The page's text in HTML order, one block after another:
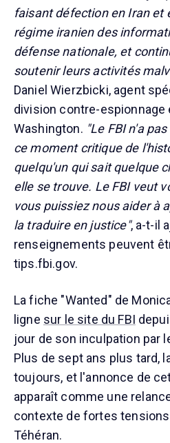
faisant défection en Iran et
régime iranien des
défense nationale, et
soutenir leurs activités
Daniel Wierzbicki, agent
division contre-espionnage
Washington. "Le FBI n'a
ce moment critique de
quelqu'un qui sait quelque
elle se trouve. Le FBI veut
vous puissiez nous aider à
la traduire en justice", a-t-il
renseignements peuvent
tips.fbi.gov.
La fiche "Wanted" de
ligne sur le site du FBI
jour de son inculpation par
Plus de sept ans plus tard,
toujours, et l'annonce de
apparaît comme une
contexte de fortes
Téhéran.